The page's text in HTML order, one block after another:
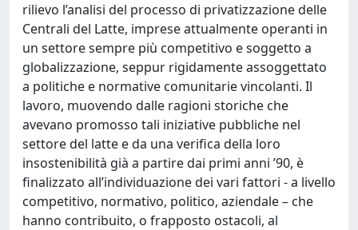
rilievo l’analisi del processo di privatizzazione delle
Centrali del Latte, imprese attualmente operanti in
un settore sempre più competitivo e soggetto a
globalizzazione, seppur rigidamente assoggettato
a politiche e normative comunitarie vincolanti. Il
lavoro, muovendo dalle ragioni storiche che
avevano promosso tali iniziative pubbliche nel
settore del latte e da una verifica della loro
insostenibilità già a partire dai primi anni ’90, è
finalizzato all’individuazione dei vari fattori - a livello
competitivo, normativo, politico, aziendale – che
hanno contribuito, o frapposto ostacoli, al